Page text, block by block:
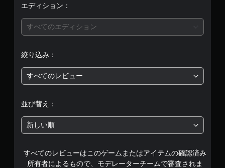
エディション：
すべてのエディション
絞り込み：
すべてのレビュー
並び替え：
新しい順
すべてのレビューはこのゲームまたはアイテムの確認済み
所有者によるもので、モデレーターチームで審査されま